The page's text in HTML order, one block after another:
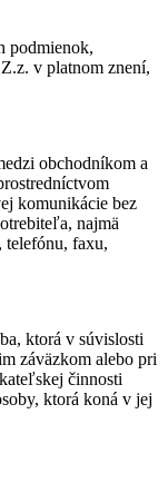
podmienok,
v platnom znení,
obchodníkom a
komunikácie bez
najmä
telefónu, faxu,
ktorá v súvislosti
záväzkom alebo pri
činnosti
ktorá koná v jej